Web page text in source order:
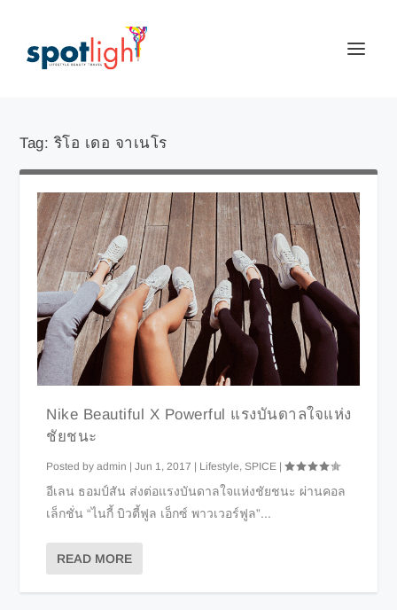
Tag: ริโอ เดอ จาเนโร
Nike Beautiful X Powerful แรงบันดาลใจแห่ง
ชัยชนะ
Posted byadmin |Jun 1, 2017 | Lifestyle,SPICE |
อีเลน ธอมป์สัน ส่งต่อแรงบันดาลใจแห่งชัยชนะ ผ่านคอล
เล็กชั่น “ไนกี้ บิวตี้ฟูล เอ็กซ์ พาวเวอร์ฟูล”...
READ MORE